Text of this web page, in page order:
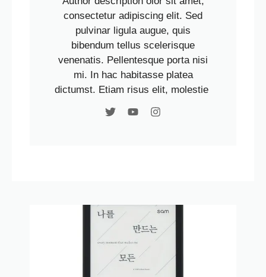
consectetur adipiscing elit. Sed
pulvinar ligula augue, quis
bibendum tellus scelerisque
venenatis. Pellentesque porta nisi
mi. In hac habitasse platea
dictumst. Etiam risus elit, molestie